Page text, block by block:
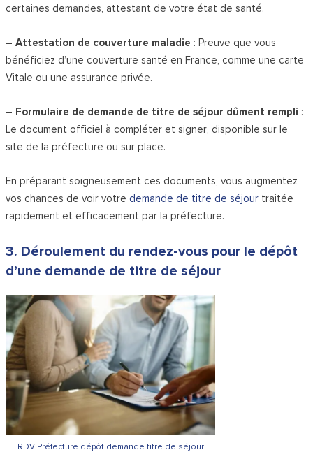
certaines demandes, attestant de votre état de santé.
– Attestation de couverture maladie : Preuve que vous
bénéficiez d’une couverture santé en France, comme une carte
Vitale ou une assurance privée.
– Formulaire de demande de titre de séjour dûment rempli :
Le document officiel à compléter et signer, disponible sur le
site de la préfecture ou sur place.
En préparant soigneusement ces documents, vous augmentez
vos chances de voir votre demande de titre de séjour traitée
rapidement et efficacement par la préfecture.
3. Déroulement du rendez-vous pour le dépôt
d’une demande de titre de séjour
RDV Préfecture dépôt demande titre de séjour